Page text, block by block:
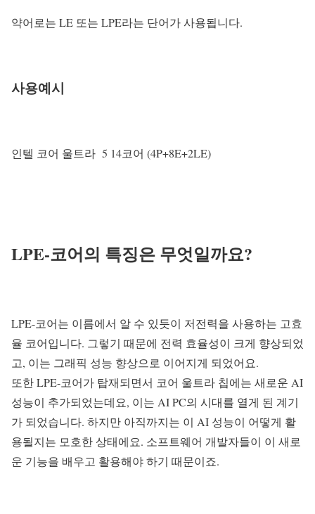
약어로는 LE 또는 LPE라는 단어가 사용됩니다.
사용예시
인텔 코어 울트라 5 14코어 (4P+8E+2LE)
LPE-코어의 특징은 무엇일까요?
LPE-코어는 이름에서 알 수 있듯이 저전력을 사용하는 고효
율 코어입니다. 그렇기 때문에 전력 효율성이 크게 향상되었
고, 이는 그래픽 성능 향상으로 이어지게 되었어요.
또한 LPE-코어가 탑재되면서 코어 울트라 칩에는 새로운 AI
성능이 추가되었는데요, 이는 AI PC의 시대를 열게 된 계기
가 되었습니다. 하지만 아직까지는 이 AI 성능이 어떻게 활
용될지는 모호한 상태에요. 소프트웨어 개발자들이 이 새로
운 기능을 배우고 활용해야 하기 때문이죠.